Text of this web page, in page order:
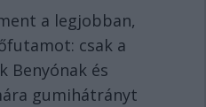
a legjobban,
csak a
Benyónak és
gumihátrányt